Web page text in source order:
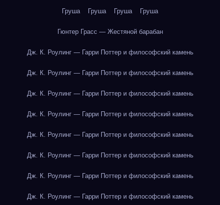
Груша Груша Груша Груша
Гюнтер Грасс — Жестяной барабан
Дж. К. Роулинг — Гарри Поттер и философский камень
Дж. К. Роулинг — Гарри Поттер и философский камень
Дж. К. Роулинг — Гарри Поттер и философский камень
Дж. К. Роулинг — Гарри Поттер и философский камень
Дж. К. Роулинг — Гарри Поттер и философский камень
Дж. К. Роулинг — Гарри Поттер и философский камень
Дж. К. Роулинг — Гарри Поттер и философский камень
Дж. К. Роулинг — Гарри Поттер и философский камень